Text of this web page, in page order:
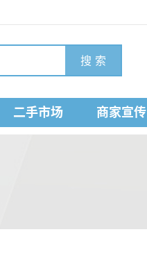
搜 索
二手市场 商家宣传